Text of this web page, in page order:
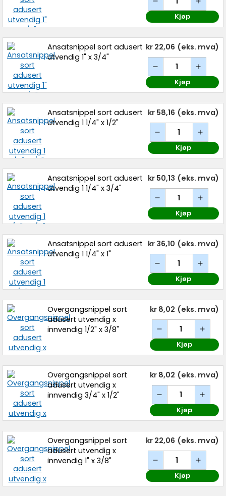
Kjøp
Ansatsnippel sort adusert
utvendig 1" x 3/4"
kr 22,06 (eks. mva)
Kjøp
Ansatsnippel sort adusert
utvendig 1 1/4" x 1/2"
kr 58,16 (eks. mva)
Kjøp
Ansatsnippel sort adusert
utvendig 1 1/4" x 3/4"
kr 50,13 (eks. mva)
Kjøp
Ansatsnippel sort adusert
utvendig 1 1/4" x 1"
kr 36,10 (eks. mva)
Kjøp
Overgangsnippel sort
adusert utvendig x
innvendig 1/2" x 3/8"
kr 8,02 (eks. mva)
Kjøp
Overgangsnippel sort
adusert utvendig x
innvendig 3/4" x 1/2"
kr 8,02 (eks. mva)
Kjøp
Overgangsnippel sort
adusert utvendig x
innvendig 1" x 3/8"
kr 22,06 (eks. mva)
Kjøp